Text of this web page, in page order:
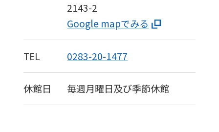
2143-2
Google mapでみる
TEL 0283-20-1477
休館日 毎週月曜日及び季節休館